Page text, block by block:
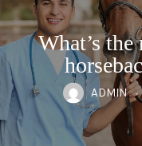
What’s
ADMIN